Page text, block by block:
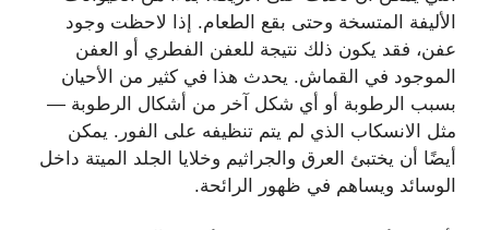
الأليفة المتسخة وحتى بقع الطعام. إذا لاحظت وجود
عفن، فقد يكون ذلك نتيجة للعفن الفطري أو العفن
الموجود في القماش. يحدث هذا في كثير من الأحيان
بسبب الرطوبة أو أي شكل آخر من أشكال الرطوبة —
مثل الانسكاب الذي لم يتم تنظيفه على الفور. يمكن
أيضًا أن يختبئ العرق والجراثيم وخلايا الجلد الميتة داخل
الوسائد ويساهم في ظهور الرائحة.